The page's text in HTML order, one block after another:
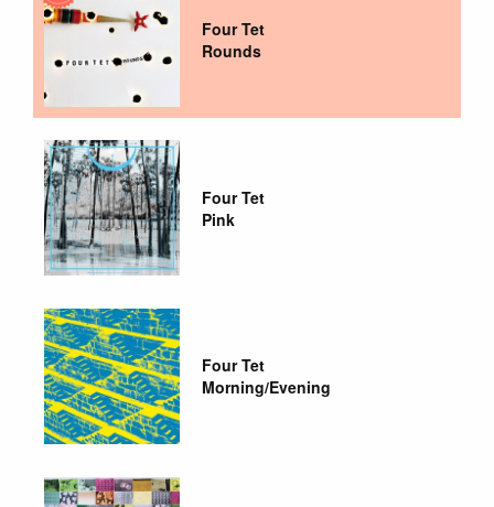
Four Tet
Rounds
Four Tet
Pink
Four Tet
Morning/Evening